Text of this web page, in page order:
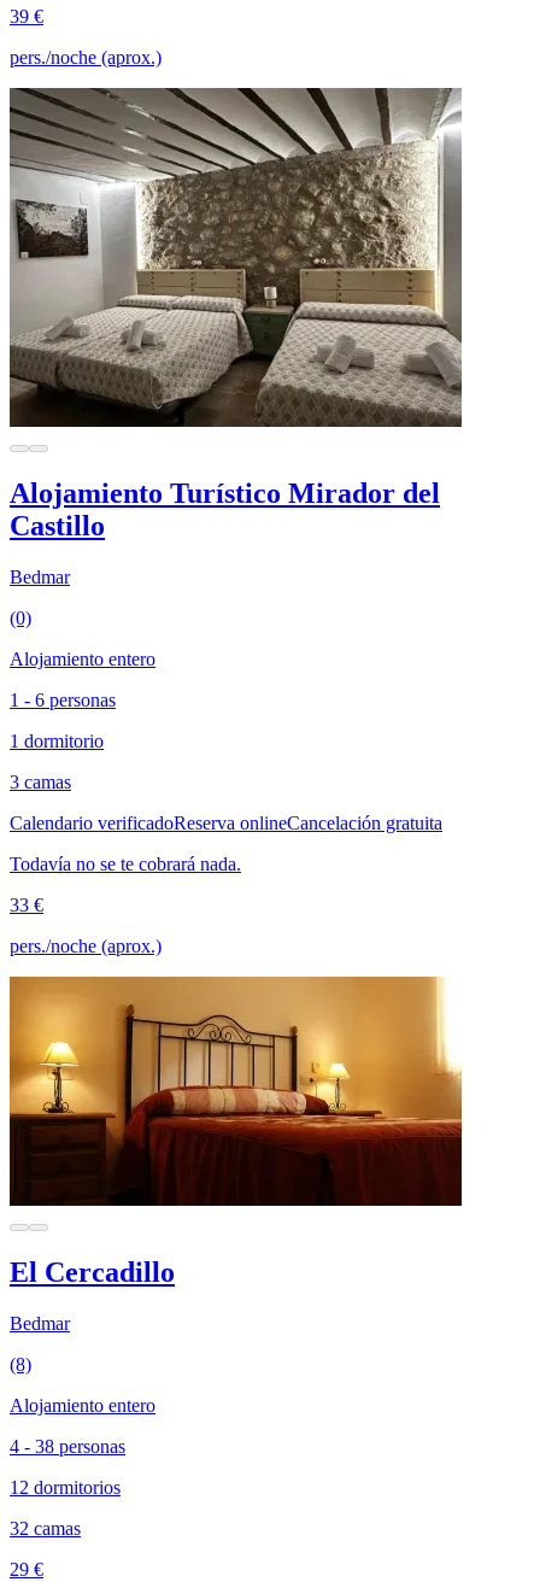
39 €
pers./noche (aprox.)
Alojamiento Turístico Mirador del
Castillo
Bedmar
(0)
Alojamiento entero
1 - 6 personas
1 dormitorio
3 camas
Calendario verificadoReserva onlineCancelación gratuita
Todavía no se te cobrará nada.
33 €
pers./noche (aprox.)
El Cercadillo
Bedmar
(8)
Alojamiento entero
4 - 38 personas
12 dormitorios
32 camas
29 €